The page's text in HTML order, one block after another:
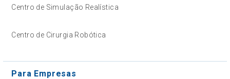
Centro de Simulação Realística
Centro de Cirurgia Robótica
Para Empresas